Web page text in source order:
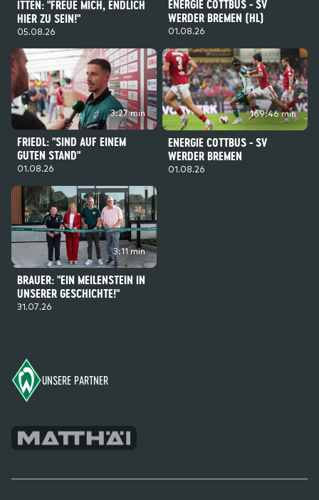
ITTEN: "FREUE MICH, ENDLICH
HIER ZU SEIN!"
05.08.26
ENERGIE COTTBUS - SV
WERDER BREMEN (HL)
01.08.26
3:27 min
FRIEDL: "SIND AUF EINEM
GUTEN STAND"
01.08.26
169:46 min
ENERGIE COTTBUS - SV
WERDER BREMEN
01.08.26
3:11 min
BRAUER: "EIN MEILENSTEIN IN
UNSERER GESCHICHTE!"
31.07.26
UNSERE PARTNER